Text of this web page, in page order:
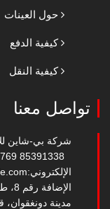
حول العينات
كيفية الدفع
كيفية النقل
تواصل معنا
شركة بي-شاين
85391338
الإلكتروني:
مدينة دونغقوان،